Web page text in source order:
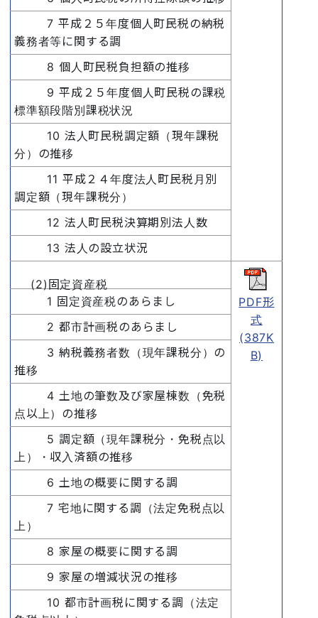
7 平成２５年度個人町民税の納税
義務者等に関する調
8 個人町民税負担額の推移
9 平成２５年度個人町民税の課税
標準額段階別課税状況
10 法人町民税調定額（現年課税
分）の推移
11 平成２４年度法人町民税月別
調定額（現年課税分）
12 法人町民税決算期別法人数
13 法人の設立状況
(2)固定資産税
PDF形
式
(387K
B)
1 固定資産税のあらまし
2 都市計画税のあらまし
3 納税義務者数（現年課税分）の
推移
4 土地の筆数及び家屋棟数（免税
点以上）の推移
5 調定額（現年課税分・免税点以
上）・収入済額の推移
6 土地の概要に関する調
7 宅地に関する調（法定免税点以
上）
8 家屋の概要に関する調
9 家屋の増減状況の推移
10 都市計画税に関する調（法定